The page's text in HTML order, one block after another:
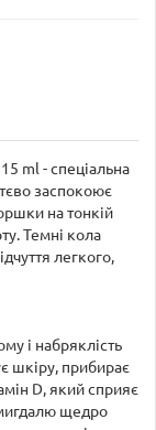
ml - спеціальна
заспокоює
на тонкій
Темні кола
легкого,
і набряклість
шкіру, прибирає
D, який сприяє
щедро